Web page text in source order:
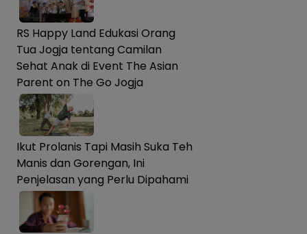
RS Happy Land Edukasi Orang
Tua Jogja tentang Camilan
Sehat Anak di Event The Asian
Parent on The Go Jogja
Ikut Prolanis Tapi Masih Suka Teh
Manis dan Gorengan, Ini
Penjelasan yang Perlu Dipahami